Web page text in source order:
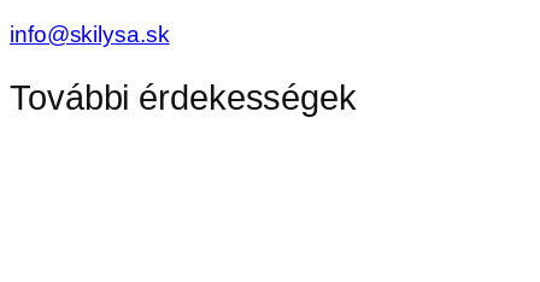
info@skilysa.sk
További érdekességek